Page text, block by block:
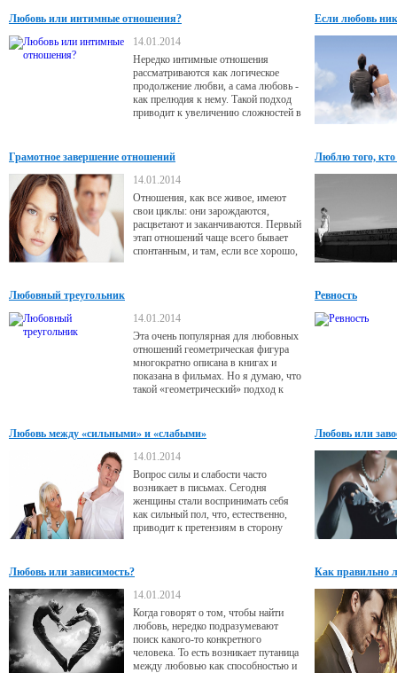
спорт, а обыденное развлечение - как
у нас кроссворды. На выходных
аборигены, независимо от возраста,
становятся на серфы и ловят волну.
Любовь или интимные отношения?
14.01.2014
Нередко интимные отношения
рассматриваются как логическое
продолжение любви, а сама любовь -
как прелюдия к нему. Такой подход
приводит к увеличению сложностей в
различна. Каждый уровень
отношений самоценен и важен. Для
грамотного построения отношений
следует понимать разницу между
Если любовь
Грамотное завершение отношений
14.01.2014
Отношения, как все живое, имеют
свои циклы: они зарождаются,
расцветают и заканчиваются. Первый
этап отношений чаще всего бывает
спонтанным, и там, если все хорошо,
отношений. Ниже вы прочитаете, как
это лучше сделать, если возникла
такая необходимость.
Люблю того,
Любовный треугольник
14.01.2014
Эта очень популярная для любовных
отношений геометрическая фигура
многократно описана в книгах и
показана в фильмах. Но я думаю, что
такой «геометрический» подход к
любовные треугольники как само
собой разумеющееся, но в
реальности их не существует. Это
всего лишь ошибка нашего
мышления. Конечно, в каждом
конкретном случае они бывают
различны,
Ревность
Любовь между «сильными» и «слабыми»
14.01.2014
Вопрос силы и слабости часто
возникает в письмах. Сегодня
женщины стали воспринимать себя
как сильный пол, что, естественно,
приводит к претензиям в сторону
все оказывается не так однозначно. И
физическая сила, и эмоциональная
слабость бывают присущи человеку
независимо от пола.
Любовь или
Любовь или зависимость?
14.01.2014
Когда говорят о том, чтобы найти
любовь, нередко подразумевают
поиск какого-то конкретного
человека. То есть возникает путаница
между любовью как способностью и
Как правильно